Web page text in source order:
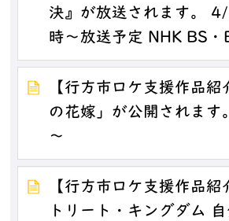
決』が放送されます。
時～放送予定 NHK BS・
【行方市ロケ支援作品紹
の花嫁」が公開されま
～
【行方市ロケ支援作品紹
トリート・キングダム